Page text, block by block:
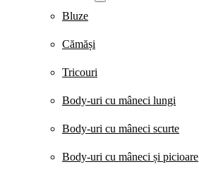
Bluze
Cămăși
Tricouri
Body-uri cu mâneci lungi
Body-uri cu mâneci scurte
Body-uri cu mâneci și picioare